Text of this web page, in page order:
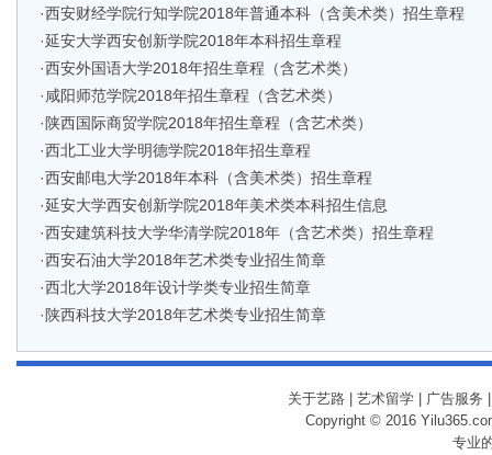
·西安财经学院行知学院2018年普通本科（含美术类）招生章程
·延安大学西安创新学院2018年本科招生章程
·西安外国语大学2018年招生章程（含艺术类）
· 咸阳师范学院2018年招生章程（含艺术类）
· 陕西国际商贸学院2018年招生章程（含艺术类）
·西北工业大学明德学院2018年招生章程
·西安邮电大学2018年本科（含美术类）招生章程
·延安大学西安创新学院2018年美术类本科招生信息
·西安建筑科技大学华清学院2018年（含艺术类）招生章程
·西安石油大学2018年艺术类专业招生简章
·西北大学2018年设计学类专业招生简章
· 陕西科技大学2018年艺术类专业招生简章
关于艺路 艺术留学 广告服务
Copyright © 2016
专业